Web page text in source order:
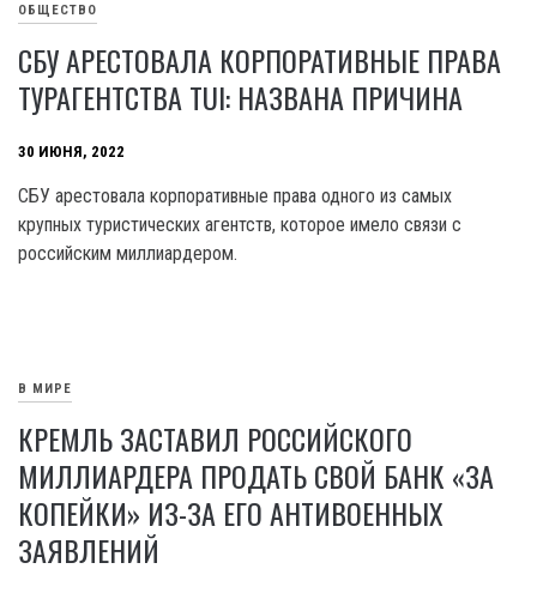
ОБЩЕСТВО
СБУ АРЕСТОВАЛА КОРПОРАТИВНЫЕ ПРАВА
ТУРАГЕНТСТВА TUI: НАЗВАНА ПРИЧИНА
30 ИЮНЯ, 2022
СБУ арестовала корпоративные права одного из самых
крупных туристических агентств, которое имело связи с
российским миллиардером.
В МИРЕ
КРЕМЛЬ ЗАСТАВИЛ РОССИЙСКОГО
МИЛЛИАРДЕРА ПРОДАТЬ СВОЙ БАНК «ЗА
КОПЕЙКИ» ИЗ-ЗА ЕГО АНТИВОЕННЫХ
ЗАЯВЛЕНИЙ